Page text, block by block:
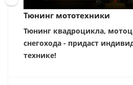
Тюнинг мототехники
Тюнинг квадроцикла,
снегохода - придаст
технике!